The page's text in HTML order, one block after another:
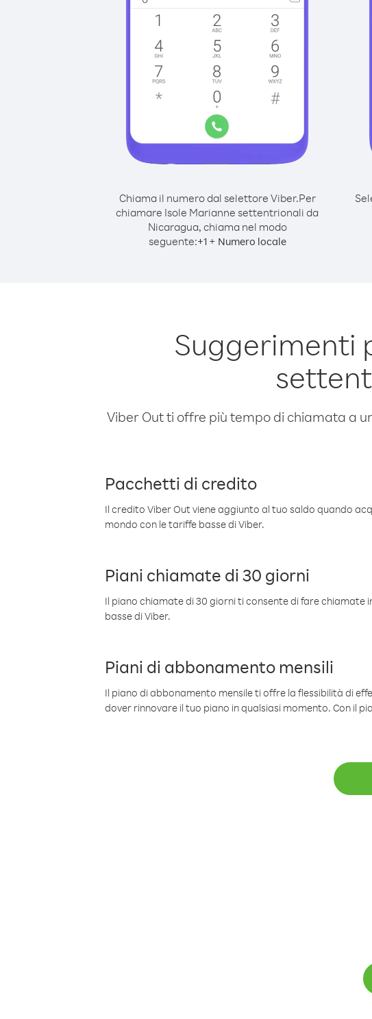
Chiama il numero dal selettore Viber.Per
chiamare Isole Marianne settentrionali da
Nicaragua, chiama nel modo
seguente:+1+ Numero locale
Suggerimenti
Viber Out ti offre più tempo di chiamata a
Pacchetti di credito
Il credito Viber Out viene aggiunto al tuo saldo quando
mondo con le tariffe basse di Viber.
Piani chiamate di 30 giorni
Il piano chiamate di 30 giorni ti consente di fare
basse di Viber.
Piani di abbonamento mensili
Il piano di abbonamento mensile ti offre la flessibilità di
dover rinnovare il tuo piano in qualsiasi momento. Con il